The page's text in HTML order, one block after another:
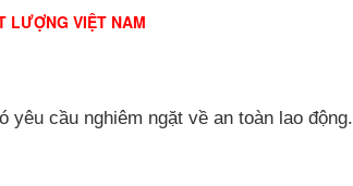
LƯỢNG VIỆT NAM
cầu nghiêm ngặt về an toàn lao động.